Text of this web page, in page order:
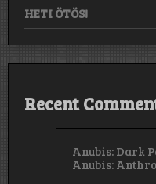
HETI ÖTÖS!
Recent
Anubis: Dark
Anubis: